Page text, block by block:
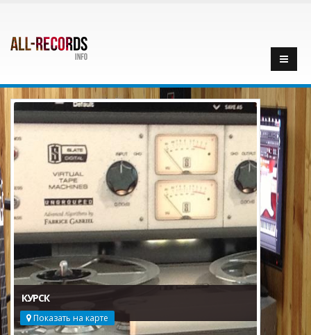
КУРСК
Показать на карте